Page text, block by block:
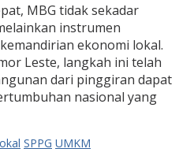
MBG tidak sekadar
instrumen
ekonomi lokal.
Leste, langkah ini telah
dari pinggiran dapat
nasional yang
SPPG UMKM